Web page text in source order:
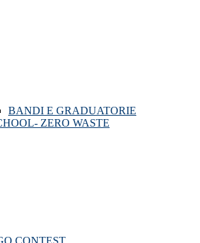
BANDI E GRADUATORIE
ZERO WASTE